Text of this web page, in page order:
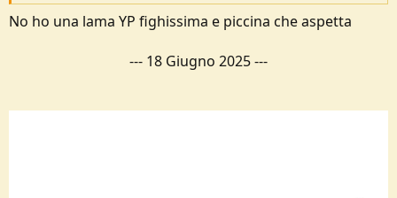
No ho una lama YP fighissima e piccina che aspetta
--- 18 Giugno 2025---